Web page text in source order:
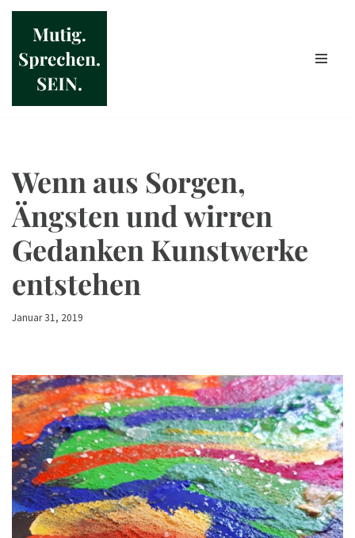
Zum
Inhalt
springen
Wenn aus Sorgen,
Ängsten und wirren
Gedanken Kunstwerke
entstehen
Januar 31, 2019